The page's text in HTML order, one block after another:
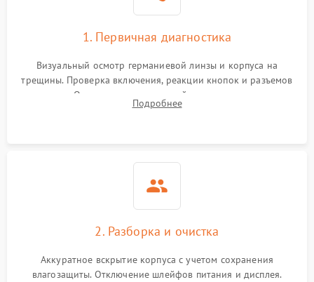
1. Первичная диагностика
Визуальный осмотр германиевой линзы и корпуса на
трещины. Проверка включения, реакции кнопок и разъемов
зарядки. Оценка вывода тепловой сигнатуры на экран,
проверка базовых функций и считывание системных
Подробнее
2. Разборка и очистка
Аккуратное вскрытие корпуса с учетом сохранения
влагозащиты. Отключение шлейфов питания и дисплея.